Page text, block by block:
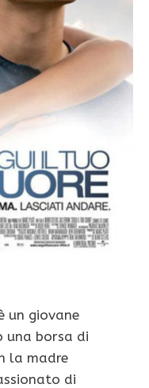
un giovane
una borsa di
la madre
di